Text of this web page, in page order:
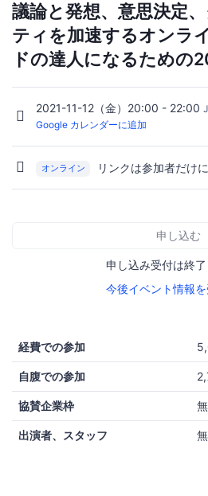
議論と発想、意思決定
ティを加速するオンラ
ドの達人になるための
2021-11-12（金）20:00 - 22:00
Google カレンダーに追加
オンライン リンクは参加者だけ
申し込む
申し込み受付は終
今後イベント情報
経費での参加
自腹での参加
協賛企業枠
出演者、スタッフ